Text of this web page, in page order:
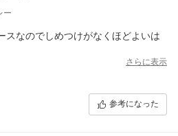
ー
スなのでしめつけがなくほどよいは
さらに表示
参考になった